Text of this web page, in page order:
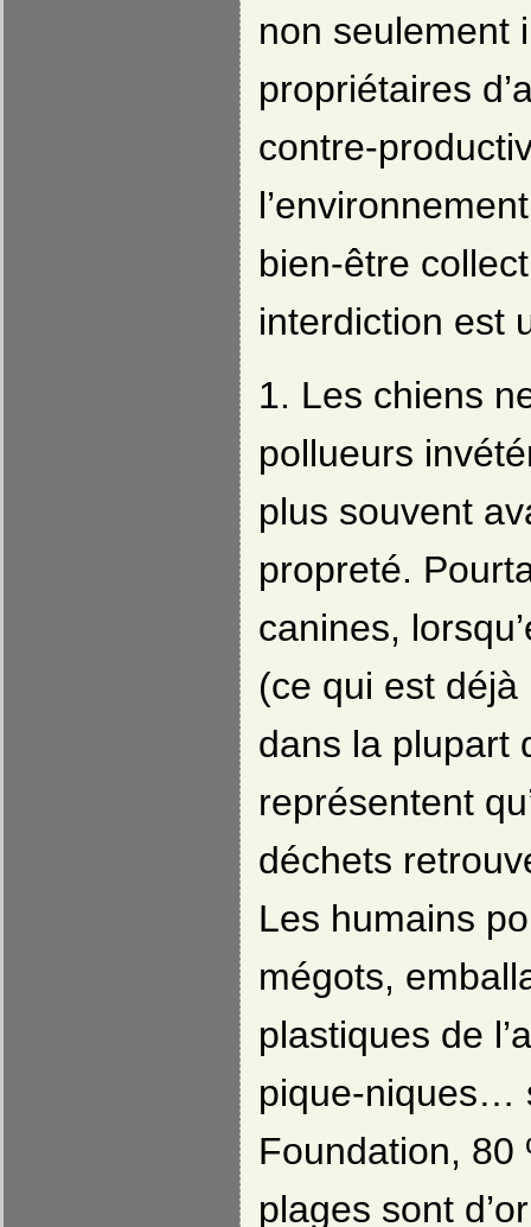
non seulement
propriétaires
contre-
bien-être
interdiction est
1. Les chiens
pollueurs
plus souvent
propreté.
canines,
(ce qui est
dans la plupart
représentent
déchets
Les humains
mégots,
plastiques de
pique-niques…
Foundation, 80
plages sont